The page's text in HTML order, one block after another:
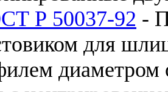
Р 50037-92 -
для
диаметром